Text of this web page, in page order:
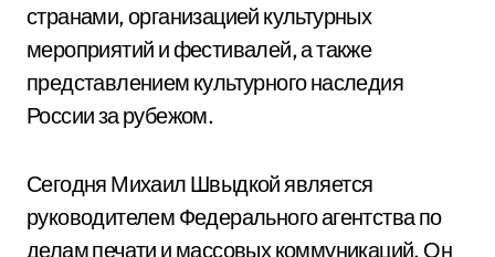
странами, организацией культурных
мероприятий и фестивалей, а также
представлением культурного наследия
России за рубежом.
Сегодня Михаил Швыдкой является
руководителем Федерального агентства по
делам печати и массовых коммуникаций. Он